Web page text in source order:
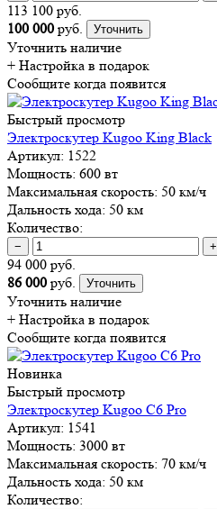
113 100 руб.
100 000 руб. Уточнить
Уточнить наличие
+ Настройка в подарок
Сообщите когда появится
Быстрый просмотр
Электроскутер Kugoo King Black
Артикул: 1522
Мощность: 600 вт
Максимальная скорость: 50 км/ч
Дальность хода: 50 км
Количество:
− +
94 000 руб.
86 000 руб. Уточнить
Уточнить наличие
+ Настройка в подарок
Сообщите когда появится
Новинка
Быстрый просмотр
Электроскутер Kugoo C6 Pro
Артикул: 1541
Мощность: 3000 вт
Максимальная скорость: 70 км/ч
Дальность хода: 50 км
Количество: